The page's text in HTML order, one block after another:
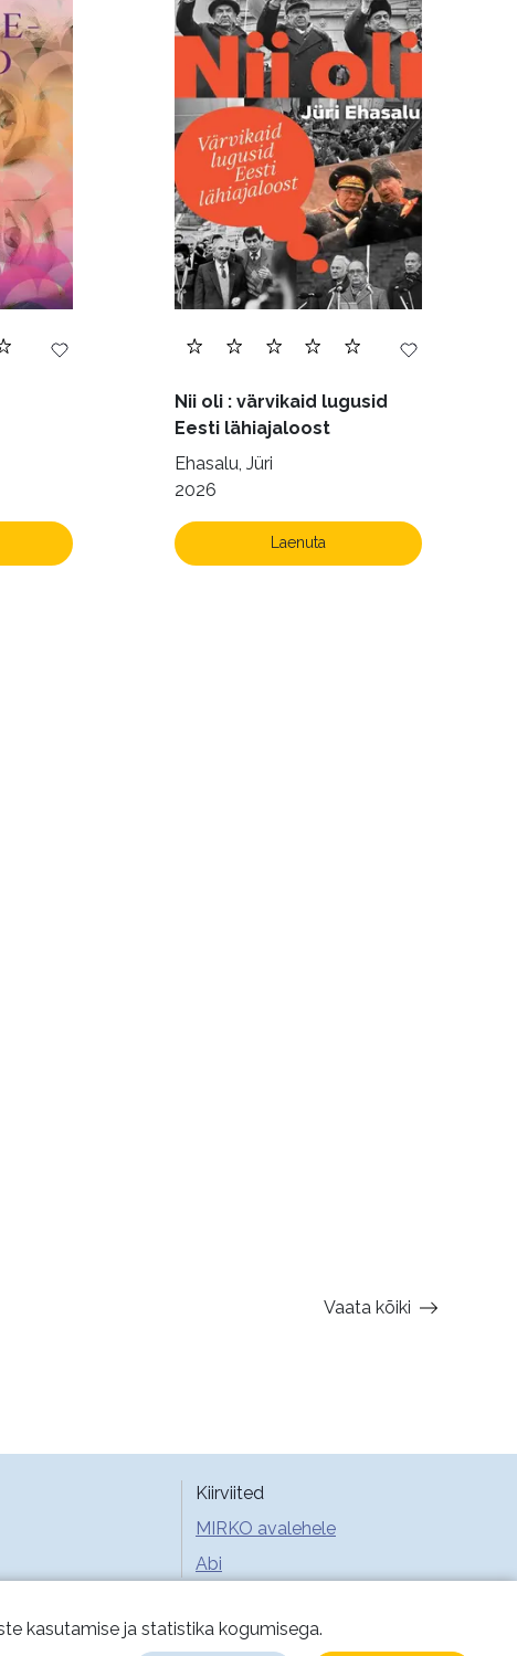
kasutamise ja statistika kogumisega.
Religioon (107)
Transport (8)
Nii oli : värvikaid lugusid
Eesti lähiajaloost
Ehasalu, Jüri
2026
Laenuta
Vaata kõiki
Kiirviited
MIRKO avalehele
Abi